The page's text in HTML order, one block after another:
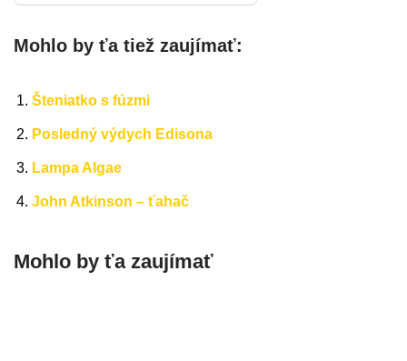
Mohlo by ťa tiež zaujímať:
Šteniatko s fúzmi
Posledný výdych Edisona
Lampa Algae
John Atkinson – ťahač
Mohlo by ťa zaujímať